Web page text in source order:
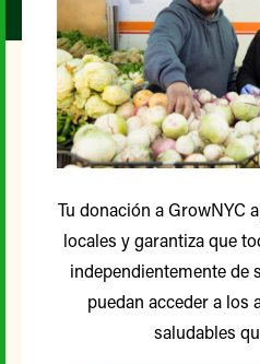
Tu donación a GrowNYC
locales y garantiza que
independientemente de
puedan acceder a los
saludables